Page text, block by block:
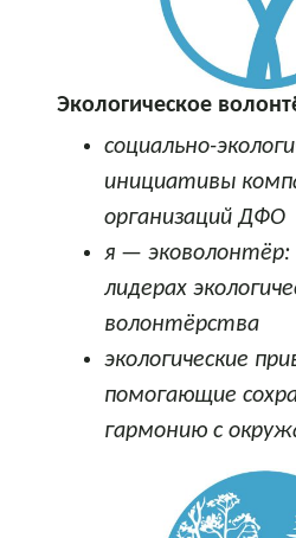
Экологическое
социально-
инициативы
организаций ДФО
я — эковолонтёр:
лидерах
волонтёрства
экологические
помогающие
гармонию с